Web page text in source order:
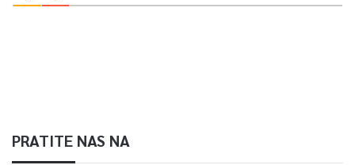
PRATITE NAS NA